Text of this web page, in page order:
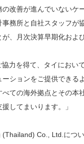
の改善が進んでいないケ
務所と自社スタッフが
、月次決算早期化およ
力を得て、タイにおい
ーションをご提供できる
ての海外拠点とその本
してまいります。」
(Thailand) Co., Ltd.につ